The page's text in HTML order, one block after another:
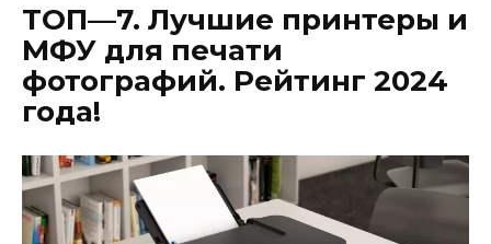
ТОП—7. Лучшие принтеры и
МФУ для печати
фотографий. Рейтинг 2024
года!